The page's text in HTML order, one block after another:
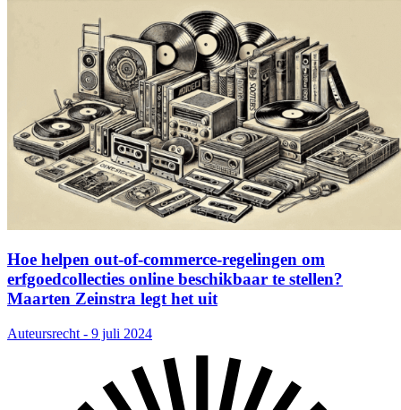
Hoe helpen out-of-commerce-regelingen om
erfgoedcollecties online beschikbaar te stellen?
Maarten Zeinstra legt het uit
Auteursrecht - 9 juli 2024